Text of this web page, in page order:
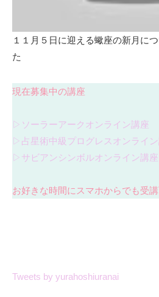
１１月５日に迎える蠍座の新月に
た
現在募集中の講座
▷ソーラーアークオンライン講座
▷占星術中級プログレスオンライ
▷サビアンシンボルオンライン講座
お好きな時間にスマホからでも受
Tweets by yurahoshiuranai